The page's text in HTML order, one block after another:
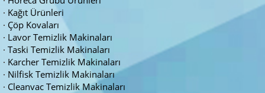
Kağıt Ürünleri
Çöp Kovaları
Lavor Temizlik Makinaları
Taski Temizlik Makinaları
Karcher Temizlik Makinaları
Nilfisk Temizlik Makinaları
Cleanvac Temizlik Makinaları